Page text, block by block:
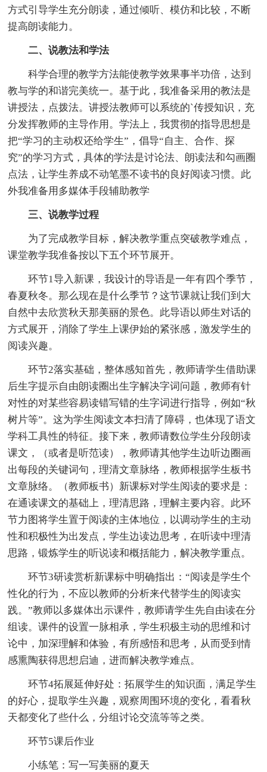
方式引导学生充分朗读，通过倾听、模仿和比较，不断
提高朗读能力。
二、说教法和学法
科学合理的教学方法能使教学效果事半功倍，达到
教与学的和谐完美统一。基于此，我准备采用的教法是
讲授法，点拨法。讲授法教师可以系统的`传授知识，充
分发挥教师的主导作用。学法上，我贯彻的指导思想是
把“学习的主动权还给学生”，倡导“自主、合作、探
究”的学习方式，具体的学法是讨论法、朗读法和勾画圈
点法，让学生养成不动笔墨不读书的良好阅读习惯。此
外我准备用多媒体手段辅助教学
三、说教学过程
为了完成教学目标，解决教学重点突破教学难点，
课堂教学我准备按以下五个环节展开。
环节1导入新课，我设计的导语是一年有四个季节，
春夏秋冬。那么现在是什么季节？这节课就让我们到大
自然中去欣赏秋天那美丽的景色。此导语以师生对话的
方式展开，消除了学生上课伊始的紧张感，激发学生的
阅读兴趣。
环节2落实基础，整体感知首先，教师请学生借助课
后生字提示自由朗读圈出生字解决字词问题，教师有针
对性的对某些容易读错写错的生字词进行指导，例如“秋
树片等”。这为学生阅读文本扫清了障碍，也体现了语文
学科工具性的特征。接下来，教师请数位学生分段朗读
课文，（或者是听范读），教师请其他学生边听边圈画
出每段的关键词句，理清文章脉络，教师根据学生板书
文章脉络。（教师板书）新课标对学生阅读的要求是：
在通读课文的基础上，理清思路，理解主要内容。此环
节力图将学生置于阅读的主体地位，以调动学生的主动
性和积极性为出发点，学生边读边思考，在听读中理清
思路，锻炼学生的听说读和概括能力，解决教学重点。
环节3研读赏析新课标中明确指出：“阅读是学生个
性化的行为，不应以教师的分析来代替学生的阅读实
践。”教师以多媒体出示课件，教师请学生先自由读在分
组读。课件的设置一脉相承，学生积极主动的思维和讨
论中，加深理解和体验，有所感悟和思考，从而受到情
感熏陶获得思想启迪，进而解决教学难点。
环节4拓展延伸好处：拓展学生的知识面，满足学生
的好心，提取学生兴趣，观察周围环境的变化，看看秋
天都变化了些什么，分组讨论交流等等之类。
环节5课后作业
小练笔：写一写美丽的夏天